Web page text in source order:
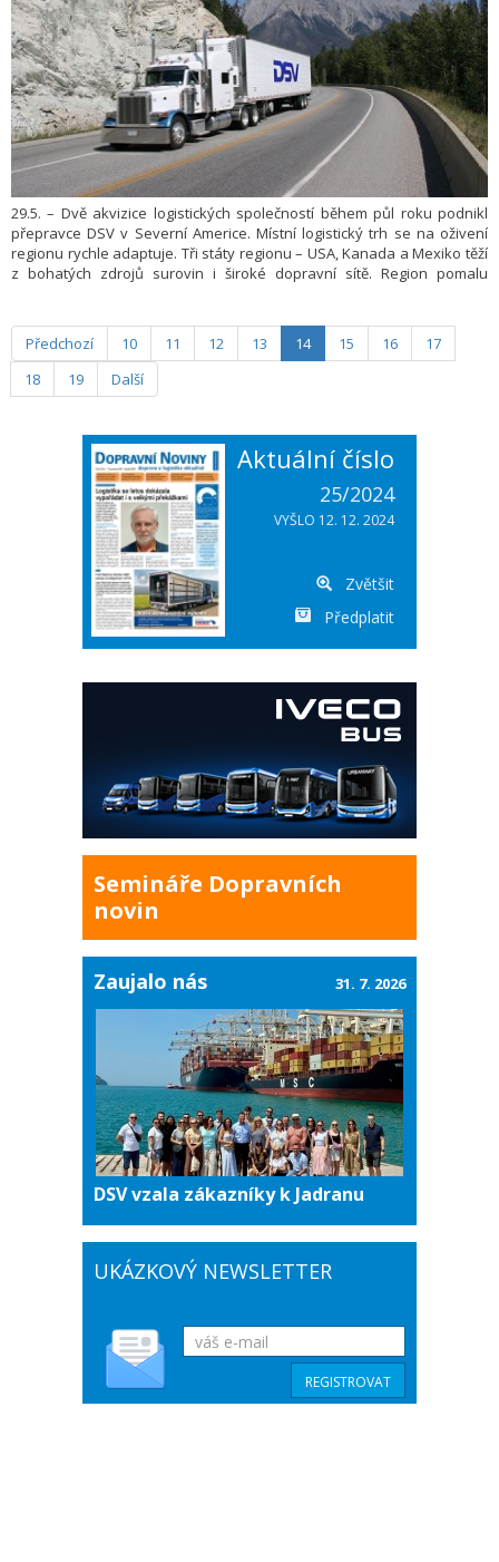
29.5. – Dvě akvizice logistických společností během půl roku podnikl
přepravce DSV v Severní Americe. Místní logistický trh se na oživení
regionu rychle adaptuje. Tři státy regionu – USA, Kanada a Mexiko těží
z bohatých zdrojů surovin i široké dopravní sítě. Region pomalu
k výstavbě na brownfieldech.
Předchozí 10 11 12 13 14 15 16
17
18
19 Další
Aktuální číslo
25/2024
VYŠLO 12. 12. 2024
Zvětšit
Předplatit
Semináře Dopravních
novin
Zaujalo nás
DSV vzala zákazníky k Jadranu
31. 7. 2026
UKÁZKOVÝ NEWSLETTER